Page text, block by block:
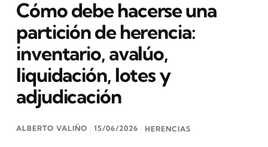
Cómo debe hacerse una
partición de herencia:
inventario, avalúo,
liquidación, lotes y
adjudicación
ALBERTO VALIÑO 15/06/2026 HERENCIAS